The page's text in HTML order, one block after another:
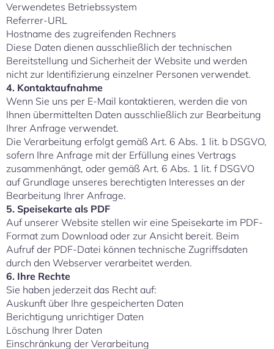
Verwendetes Betriebssystem
Referrer-URL
Hostname des zugreifenden Rechners
Diese Daten dienen ausschließlich der technischen
Bereitstellung und Sicherheit der Website und werden
nicht zur Identifizierung einzelner Personen verwendet.
4. Kontaktaufnahme
Wenn Sie uns per E-Mail kontaktieren, werden die von
Ihnen übermittelten Daten ausschließlich zur Bearbeitung
Ihrer Anfrage verwendet.
Die Verarbeitung erfolgt gemäß Art. 6 Abs. 1 lit. b DSGVO,
sofern Ihre Anfrage mit der Erfüllung eines Vertrags
zusammenhängt, oder gemäß Art. 6 Abs. 1 lit. f DSGVO
auf Grundlage unseres berechtigten Interesses an der
Bearbeitung Ihrer Anfrage.
5. Speisekarte als PDF
Auf unserer Website stellen wir eine Speisekarte im PDF-
Format zum Download oder zur Ansicht bereit. Beim
Aufruf der PDF-Datei können technische Zugriffsdaten
durch den Webserver verarbeitet werden.
6. Ihre Rechte
Sie haben jederzeit das Recht auf:
Auskunft über Ihre gespeicherten Daten
Berichtigung unrichtiger Daten
Löschung Ihrer Daten
Einschränkung der Verarbeitung